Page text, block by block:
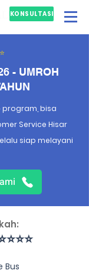
KONSULTASI
- UMROH
program, bisa
Service Hisar
siap melayani
Bus